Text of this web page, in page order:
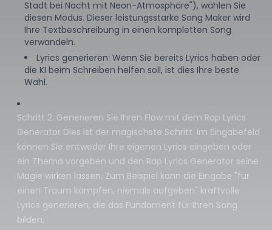
Stadt bei Nacht mit Neon-Atmosphäre"), wählen Sie
diesen Modus. Dieser leistungsstarke Song Maker wird
Ihre Textbeschreibung in einen kompletten Song
verwandeln.
Lyrics generieren: Wenn Sie bereits Lyrics haben oder
die KI beim Schreiben helfen soll, ist dies Ihre beste
Wahl.
Schritt 2: Generieren Sie Ihren Flow mit dem Rap Lyrics
Generator Dies ist der magischste Schritt. Im Eingabefeld
können Sie entweder Ihre eigenen Lyrics eingeben oder
ein Thema vorgeben und den Rap Lyrics Generator seine
Magie wirken lassen. Zum Beispiel kann die Eingabe "für
einen Traum kämpfen, niemals aufgeben" kraftvolle
Lyrics generieren, die das Fundament für Ihren Song
bilden.